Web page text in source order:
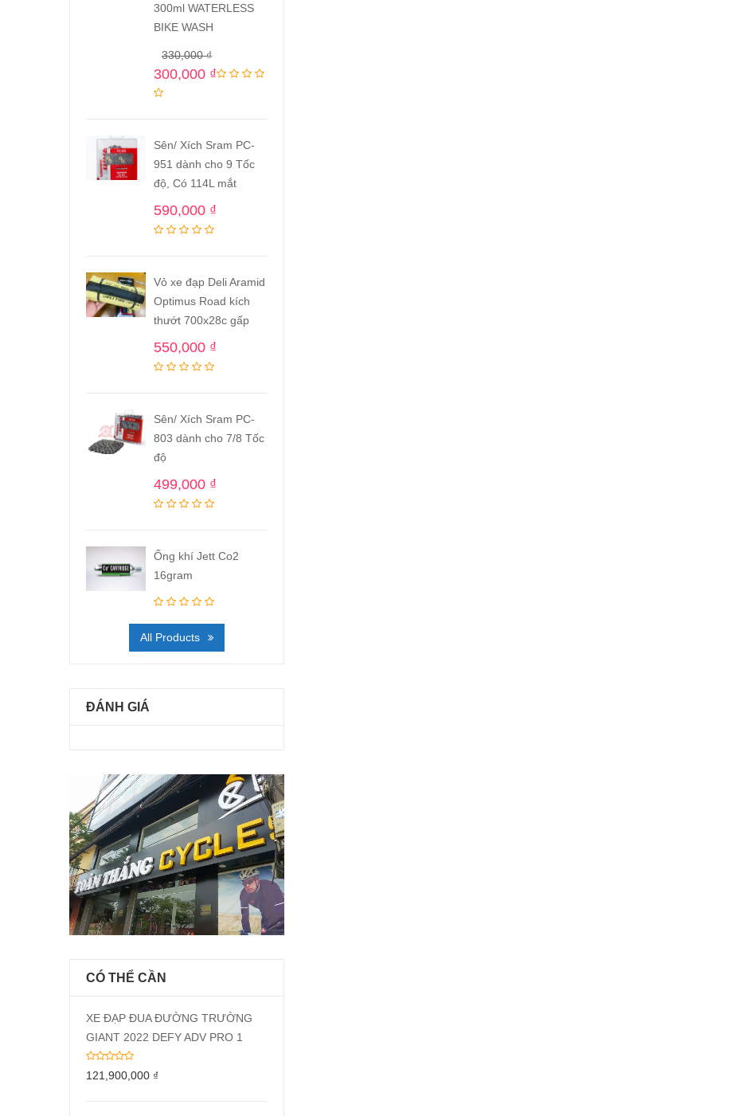
300ml WATERLESS
BIKE WASH
330,000₫
300,000 ₫
Sên/ Xích Sram PC-
951 dành cho 9 Tốc
độ, Có 114L mắt
590,000 ₫
Vỏ xe đạp Deli Aramid
Optimus Road kích
thướt 700x28c gấp
550,000 ₫
Sên/ Xích Sram PC-
803 dành cho 7/8 Tốc
độ
499,000 ₫
Ống khí Jett Co2
16gram
All Products
ĐÁNH GIÁ
CÓ THỂ CẦN
XE ĐẠP ĐUA ĐƯỜNG TRƯỜNG
GIANT 2022 DEFY ADV PRO 1
121,900,000 ₫